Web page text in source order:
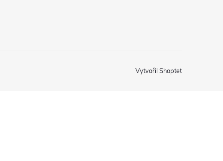
Vytvořil Shoptet